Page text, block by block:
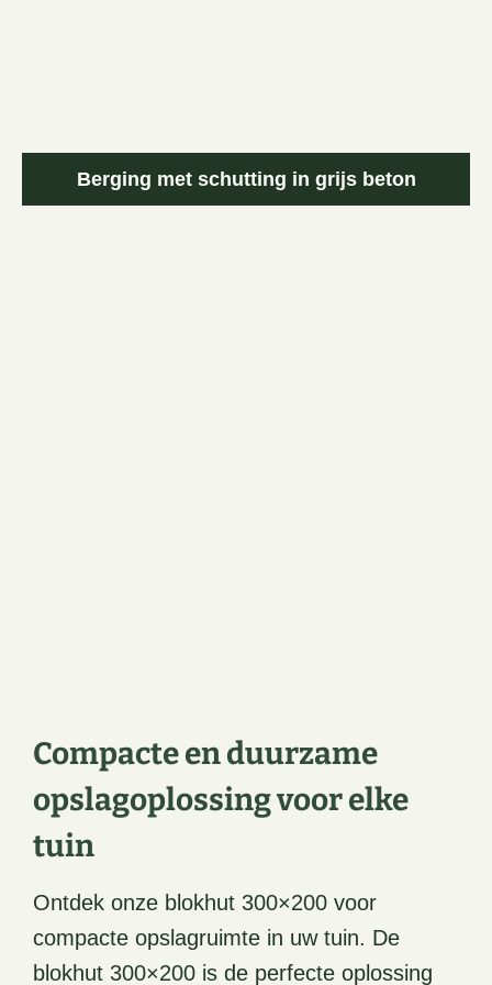
Berging met schutting in grijs beton
Compacte en duurzame
opslagoplossing voor elke
tuin
Ontdek onze blokhut 300×200 voor
compacte opslagruimte in uw tuin. De
blokhut 300×200 is de perfecte oplossing